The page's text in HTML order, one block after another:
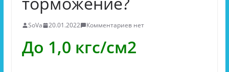
SoVa 20.01.2022 Комментариев нет
До 1,0 кгс/см2